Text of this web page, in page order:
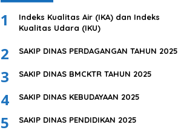
1
Indeks Kualitas Air (IKA) dan Indeks
Kualitas Udara (IKU)
2 SAKIP DINAS PERDAGANGAN TAHUN 2025
3 SAKIP DINAS BMCKTR TAHUN 2025
4 SAKIP DINAS KEBUDAYAAN 2025
5 SAKIP DINAS PENDIDIKAN 2025